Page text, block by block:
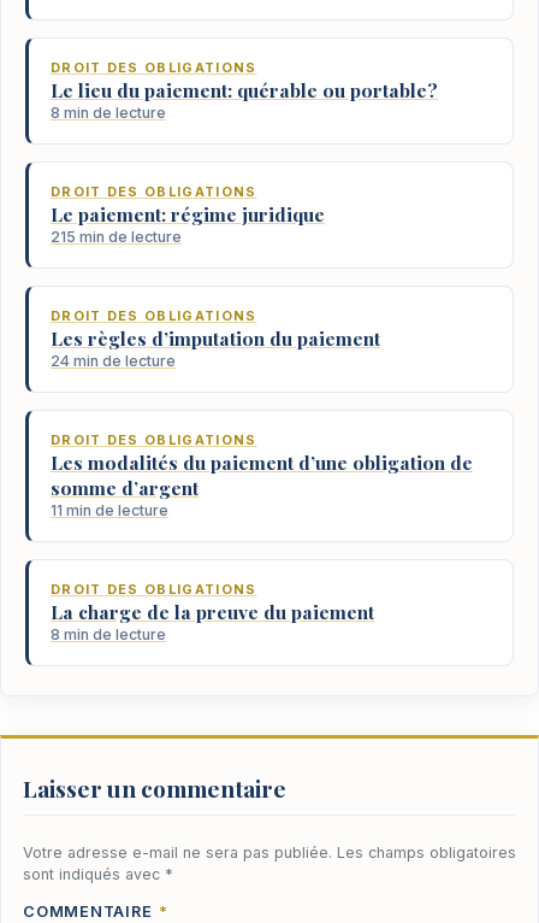
DROIT DES OBLIGATIONS
Le lieu du paiement: quérable ou portable?
8 min de lecture
DROIT DES OBLIGATIONS
Le paiement: régime juridique
215 min de lecture
DROIT DES OBLIGATIONS
Les règles d’imputation du paiement
24 min de lecture
DROIT DES OBLIGATIONS
Les modalités du paiement d’une obligation de
somme d’argent
11 min de lecture
DROIT DES OBLIGATIONS
La charge de la preuve du paiement
8 min de lecture
Laisser un commentaire
Votre adresse e-mail ne sera pas publiée. Les champs obligatoires
sont indiqués avec *
COMMENTAIRE *